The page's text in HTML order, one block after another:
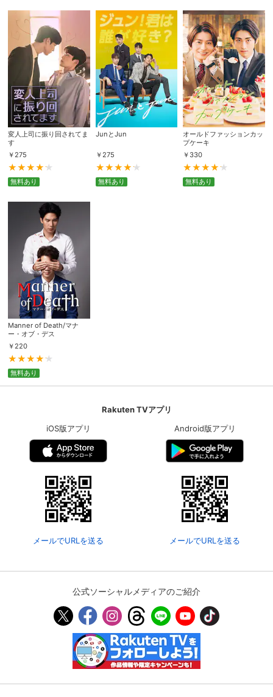
会員情報
基本情報、本人連絡先、パスワード 、クレ
ジットカード情報の変更が可能です。
変人上司に振り回されてま
す
￥ 275
無料あり
JunとJun
￥ 275
無料あり
オールドファッションカッ
プケーキ
￥ 330
無料あり
Manner of Death/マナ
ー・オブ・デス
￥220
無料あり
Rakuten TVアプリ
iOS版アプリ
メールでURLを送る
Android版アプリ
メールでURLを送る
公式ソーシャルメディアのご紹介